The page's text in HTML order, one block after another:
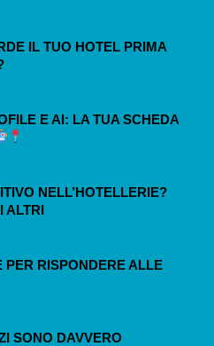
IL TUO HOTEL PRIMA
E AI: LA TUA SCHEDA
NELL’HOTELLERIE?
ALTRI
PER RISPONDERE ALLE
SONO DAVVERO